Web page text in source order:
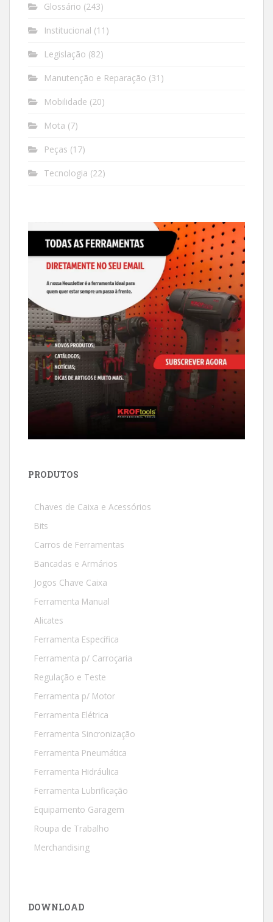
Glossário (243)
Institucional (11)
Legislação (82)
Manutenção e Reparação (31)
Mobilidade (20)
Mota (7)
Peças (17)
Tecnologia (22)
PRODUTOS
Chaves de Caixa e Acessórios
Bits
Carros de Ferramentas
Bancadas e Armários
Jogos Chave Caixa
Ferramenta Manual
Alicates
Ferramenta Específica
Ferramenta p/ Carroçaria
Regulação e Teste
Ferramenta p/ Motor
Ferramenta Elétrica
Ferramenta Sincronização
Ferramenta Pneumática
Ferramenta Hidráulica
Ferramenta Lubrificação
Equipamento Garagem
Roupa de Trabalho
Merchandising
DOWNLOAD